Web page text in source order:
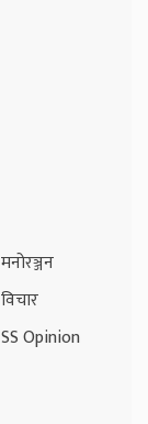
मनोरञ्जन
विचार
SS Opinion